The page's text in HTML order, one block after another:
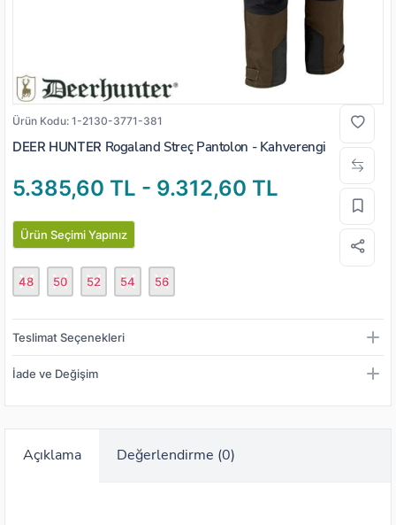
Ürün Kodu: 1-2130-3771-381
DEER HUNTER Rogaland Streç Pantolon - Kahverengi
5.385,60 TL - 9.312,60 TL
Ürün Seçimi Yapınız
48 50 52 54 56
Teslimat Seçenekleri
İade ve Değişim
Açıklama Değerlendirme (0)